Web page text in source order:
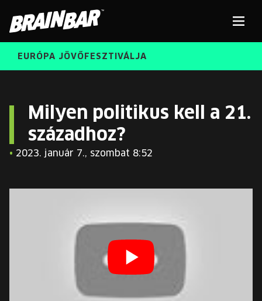
Bar
EURÓPA JÖVŐFESZTIVÁLJA
EURÓPA JÖVŐFESZTIVÁLJA
INGYENES DIÁK- ÉS TANÁRREGISZTRÁCIÓ
JEGYEK
KOSÁR
Milyen politikus kell a 21.
századhoz?
• 2023. január 7., szombat 8:52